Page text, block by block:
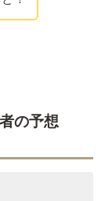
の予想